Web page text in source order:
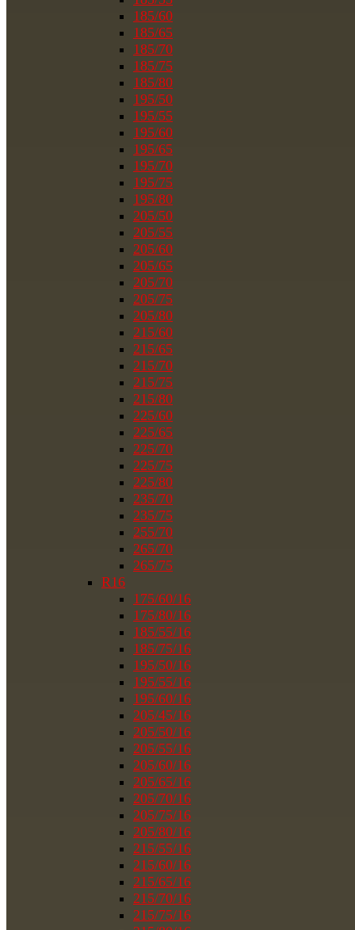
185/60
185/65
185/70
185/75
185/80
195/50
195/55
195/60
195/65
195/70
195/75
195/80
205/50
205/55
205/60
205/65
205/70
205/75
205/80
215/60
215/65
215/70
215/75
215/80
225/60
225/65
225/70
225/75
225/80
235/70
235/75
255/70
265/70
265/75
R16
175/60/16
175/80/16
185/55/16
185/75/16
195/50/16
195/55/16
195/60/16
205/45/16
205/50/16
205/55/16
205/60/16
205/65/16
205/70/16
205/75/16
205/80/16
215/55/16
215/60/16
215/65/16
215/70/16
215/75/16